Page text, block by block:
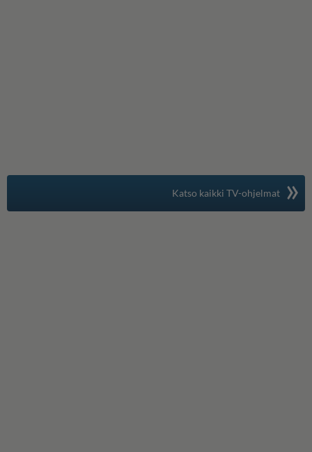
Katso kaikki TV-ohjelmat »